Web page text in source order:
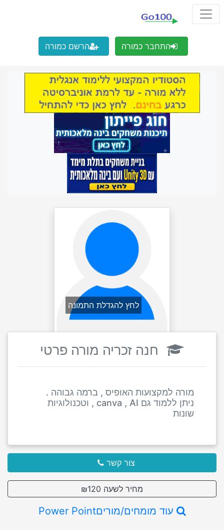
התחבר כמורה הרשם כמורה
לחץ להגדלת התמונה
חנה זכריה מורה פרטי
מורה למקצועות האופיס , ברמה גבוהה .
ניתן ללמוד גם canva , AI , וטכנולוגיות
שונות
צור קשר
מחיר לשעה ₪120
עוד מומחים/מוריםPower Point